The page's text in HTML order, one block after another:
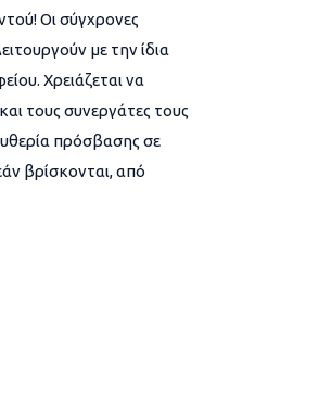
Οι σύγχρονες
με την ίδια
Χρειάζεται να
τους συνεργάτες τους
πρόσβασης σε
βρίσκονται, από